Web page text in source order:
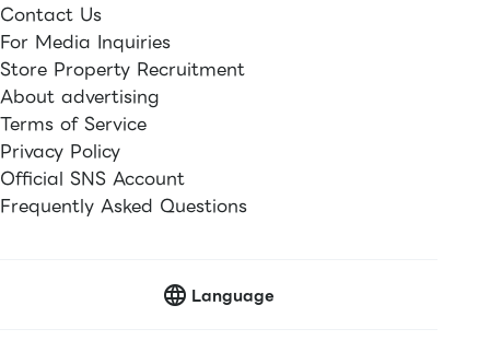
Contact Us
For Media Inquiries
Store Property Recruitment
About advertising
Terms of Service
Privacy Policy
Official SNS Account
Frequently Asked Questions
Language